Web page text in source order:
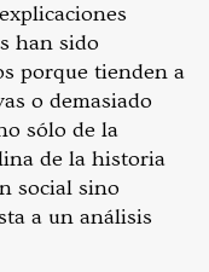
han sido
porque tienden a
o demasiado
sólo de la
de la historia
social sino
a un análisis